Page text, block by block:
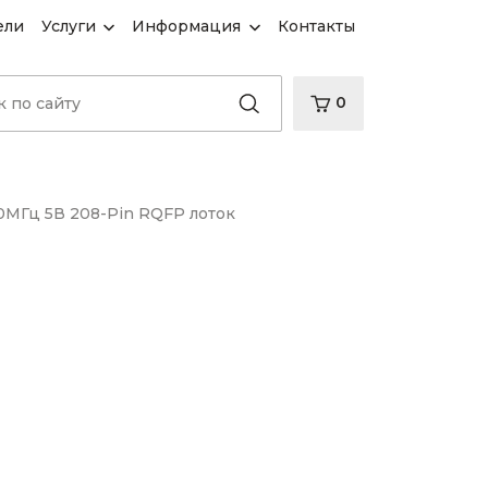
Услуги Информация Контакты
0
5В 208-Pin RQFP лоток